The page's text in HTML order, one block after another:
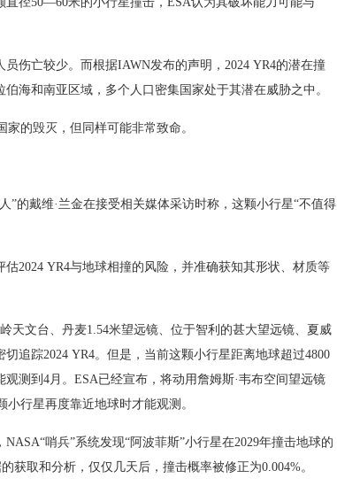
亡较少。而根据IAWN发布的声明，2024 YR4的潜在撞
海和南亚区域，多个人口密集国家处于其潜在威胁之中。
的毁灭，但同样可能非常致命。
戴维·兰金在接受相关媒体采访时称，这颗小行星“不值得
YR4与地球相撞的风险，并准确获知其形状、材质等
文台、丹麦1.54米望远镜、位于智利的甚大望远镜、夏威
追踪2024 YR4。但是，当前这颗小行星距离地球超过4800
测到4月。ESA已经宣布，将动用詹姆斯·韦布空间望远镜
小行星再度靠近地球时才能观测。
哨兵”系统发现“阿波菲斯”小行星在2029年撞击地球的
获取和分析，仅仅几天后，撞击概率被修正为0.004%。